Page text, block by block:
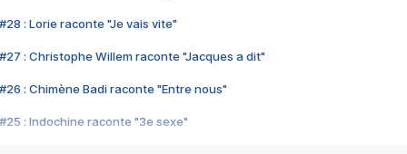
#28 : Lorie raconte "Je vais vite"
#27 : Christophe Willem raconte "Jacques a dit"
#26 : Chimène Badi raconte "Entre nous"
#25 : Indochine raconte "3e sexe"